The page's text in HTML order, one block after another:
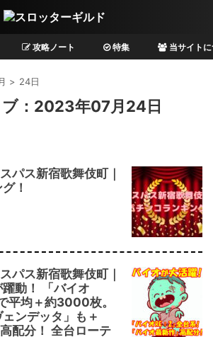
攻略ノート 特集 当サイト
> 24日
ブ：2023年07月24日
パス新宿歌舞伎町｜
！
パス新宿歌舞伎町｜
動！ 「バイオ
平均＋約3000枚。
ンデッタ」も＋
配分！ 全台ローテ